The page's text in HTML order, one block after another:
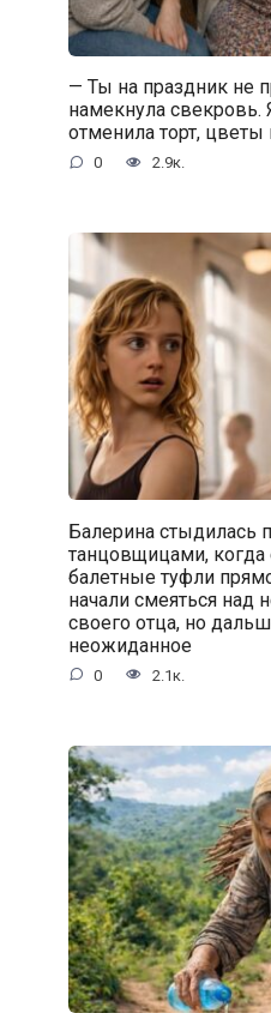
— Ты на праздник не
намекнула свекровь.
отменила торт, цветы
0 2.9к.
Балерина стыдилась
танцовщицами, когда
балетные туфли
начали смеяться над
своего отца, но
неожиданное
0 2.1к.